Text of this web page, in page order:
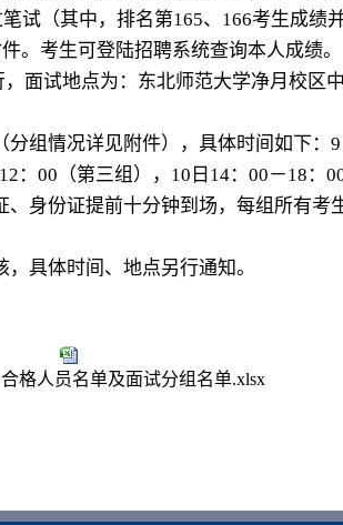
试（其中，排名第165、166考生成绩
。考生可登陆招聘系统查询本人成绩。
试地点为：东北师范大学净月校区
情况详见附件），具体时间如下：9
：00（第三组），10日14：00－18：
份证提前十分钟到场，每组所有考
具体时间、地点另行通知。
格人员名单及面试分组名单.xlsx